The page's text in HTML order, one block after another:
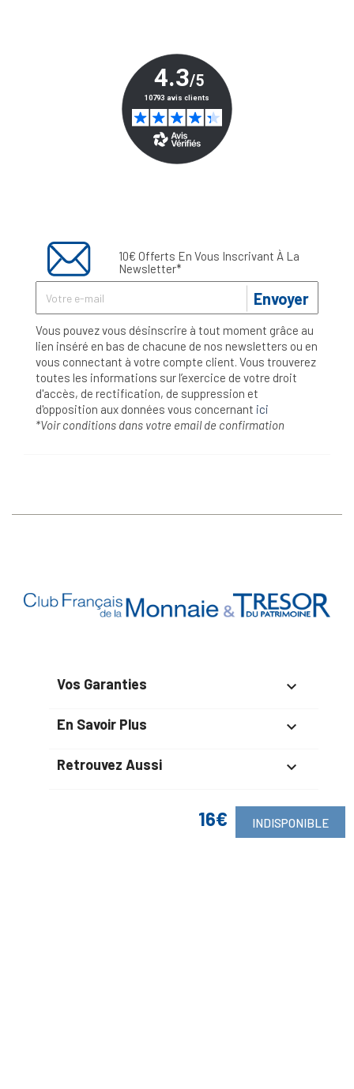
16€ INDISPONIBLE
10€ Offerts En Vous Inscrivant À La
Newsletter*
Envoyer
Vous pouvez vous désinscrire à tout moment grâce au
lien inséré en bas de chacune de nos newsletters ou en
vous connectant à votre compte client. Vous trouverez
toutes les informations sur l’exercice de votre droit
d'accès, de rectification, de suppression et
d'opposition aux données vous concernant ici
*Voir conditions dans votre email de confirmation
Vos Garanties 
En Savoir Plus 
Retrouvez Aussi 